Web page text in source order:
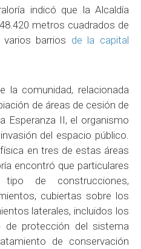
indicó que la Alcaldía
metros cuadrados de
barrios de la capital
la comunidad, relacionada
de áreas de cesión de
Esperanza II, el organismo
del espacio público.
en tres de estas áreas
encontró que particulares
de construcciones,
cubiertas sobre los
laterales, incluidos los
protección del sistema
de conservación